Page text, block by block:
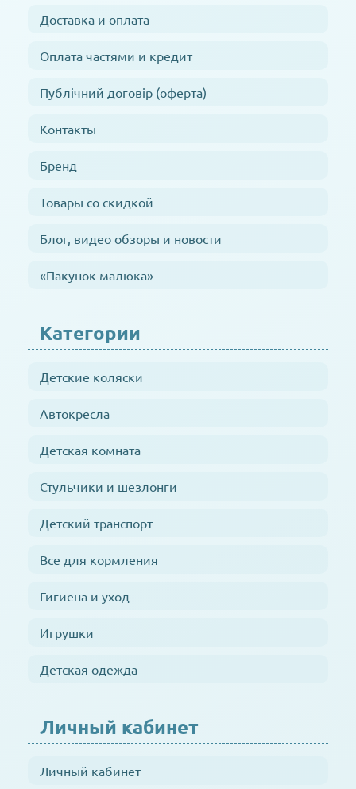
Доставка и оплата
Оплата частями и кредит
Публічний договір (оферта)
Контакты
Бренд
Товары со скидкой
Блог, видео обзоры и новости
«Пакунок малюка»
Категории
Детские коляски
Автокресла
Детская комната
Стульчики и шезлонги
Детский транспорт
Все для кормления
Гигиена и уход
Игрушки
Детская одежда
Личный кабинет
Личный кабинет